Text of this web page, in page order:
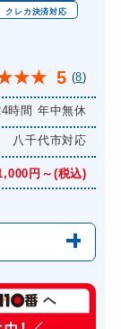
円～(税込)
円～(税込)
クレカ決済対応
★★ 5 (8)
時間 年中無休
八千代市対応
円～(税込)
円～(税込)